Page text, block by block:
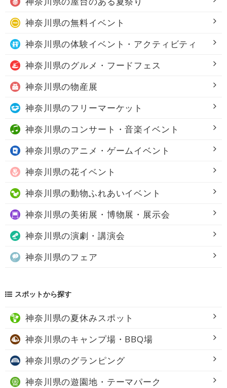
神奈川県の無料イベント
神奈川県の体験イベント・アクティビティ
神奈川県のグルメ・フードフェス
神奈川県の物産展
神奈川県のフリーマーケット
神奈川県のコンサート・音楽イベント
神奈川県のアニメ・ゲームイベント
神奈川県の花イベント
神奈川県の動物ふれあいイベント
神奈川県の美術展・博物展・展示会
神奈川県の演劇・講演会
神奈川県のフェア
スポットから探す
神奈川県の夏休みスポット
神奈川県のキャンプ場・BBQ場
神奈川県のグランピング
神奈川県の遊園地・テーマパーク